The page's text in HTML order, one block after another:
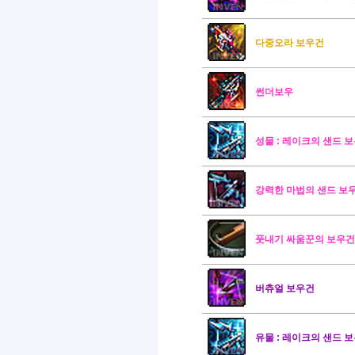
다중오라 보우건
썬더보우
성물 : 레이크의 샌드
강력한 마법의 샌드 보
풋내기 싸움꾼의 보우건
버츄얼 보우건
유물 : 레이크의 샌드